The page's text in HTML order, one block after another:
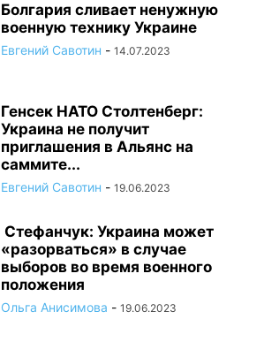
Болгария сливает ненужную
военную технику Украине
Евгений Савотин - 14.07.2023
Генсек НАТО Столтенберг:
Украина не получит
приглашения в Альянс на
саммите...
Евгений Савотин - 19.06.2023
Стефанчук: Украина может
«разорваться» в случае
выборов во время военного
положения
Ольга Анисимова - 19.06.2023